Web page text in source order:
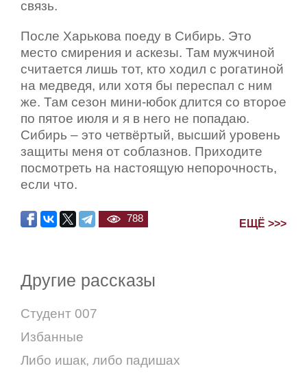
связь.
После Харькова поеду в Сибирь. Это
место смирения и аскезы. Там мужчиной
считается лишь тот, кто ходил с рогатиной
на медведя, или хотя бы переспал с ним
же. Там сезон мини-юбок длится со второе
по пятое июля и я в него не попадаю.
Сибирь – это четвёртый, высший уровень
защиты меня от соблазнов. Приходите
посмотреть на настоящую непорочность,
если что.
788 ЕЩЁ >>>
Другие рассказы
Студент 007
Избанные
Либо ишак, либо падишах